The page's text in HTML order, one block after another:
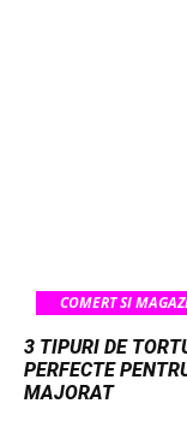
COMERT SI
3 TIPURI DE
PERFECTE
MAJORAT